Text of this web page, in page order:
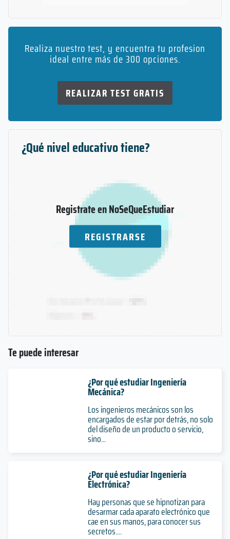
Realiza nuestro test, y encuentra tu profesion
ideal entre más de 300 opciones.
REALIZAR TEST GRATIS
¿Qué nivel educativo tiene?
Registrate en NoSeQueEstudiar
REGISTRARSE
Te puede interesar
¿Por qué estudiar Ingeniería
Mecánica?
Los ingenieros mecánicos son los
encargados de estar por detrás, no solo
del diseño de un producto o servicio,
sino...
¿Por qué estudiar Ingeniería
Electrónica?
Hay personas que se hipnotizan para
desarmar cada aparato electrónico que
cae en sus manos, para conocer sus
secretos....